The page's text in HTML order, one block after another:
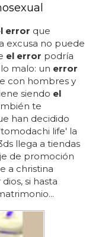
error que
excusa no puede
el error podría
malo: un error
con hombres y
siendo el
te
han decidido
life' la
llega a tiendas
de promoción
a christina
si hasta